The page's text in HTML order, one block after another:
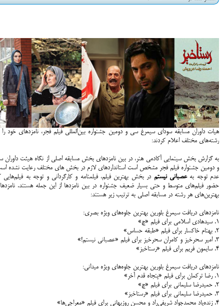
هیات داوران مسابقه سودای سیمرغ سی و دومین جشنواره بین‌المللی فیلم فجر، نامزدهای خود را
رشته‌های مختلف اعلام کردند:
به گزارش بخش سینمایی آکادمی هنر، در بین نامزدهای بخش مسابقه اصلی از نگاه هیئت داوران
و دومین جشنواره فیلم فجر مشخص است استانداردهای لازم در بخش های مختلف رعایت نشده
عدم توجه بهعصبانی نیستم در بخش بهترین فیلم، فیلمنامه و کارگردانی و توجه به فیلم‌هایی
حضور فیلم‌های متوسط و حتی بسیار ضعیف جشنواره در بین نامزدها از این جمله هستند.
بهترین‌های هر رشته در مسابقه اصلی به ترتیب زیر هستند:
نامزدهای دریافت سیمرغ بلورین بهترین جلوه‌های ویژه بصری:
۱. سیدهادی اسلامی برای فیلم «چ»
۲. بهنام خاکسار برای فیلم «طبقه حساس»
۳. امیر سحرخیز و کامران سحرخیز برای فیلم «عصبانی نیستم!»
۴. سایمون فریم برای فیلم «رستاخیز»
نامزدهای دریافت سیمرغ بلورین بهترین جلوه‌های ویژه میدانی:
۱. رضا ترکمان برای فیلم «پنجاه قدم آخر»
۲. حمیدرضا سلیمانی برای فیلم «چ»
۳. حمیدرضا سلیمانی برای فیلم «رستاخیز»
۴. زنده‌یاد محمدجواد شریفی‌راد و محسن روزبهانی برای فیلم «معراجی‌ها»